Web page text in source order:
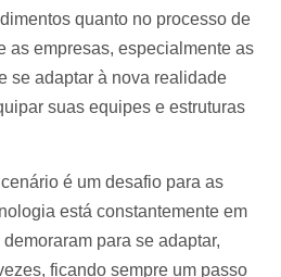
quanto no processo de
as empresas, especialmente as
se adaptar à nova realidade
suas equipes e estruturas
é um desafio para as
está constantemente em
para se adaptar,
ficando sempre um passo